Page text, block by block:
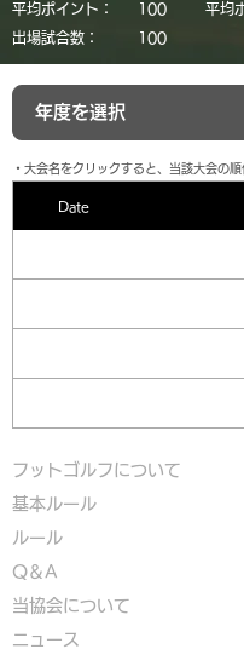
平均ポイント：
​100
​出場試合数：
​100
平均
・大会名をクリックすると、当該大会の順
Date
フットゴルフについて
基本ルール
ルール
Q＆A
​当協会について
​ニュース